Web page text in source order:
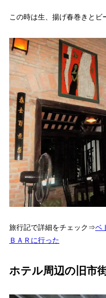
この時は生、揚げ春巻きとビ
旅行記で詳細をチェック⇒ベ
ＢＡＲに行った
ホテル周辺の旧市